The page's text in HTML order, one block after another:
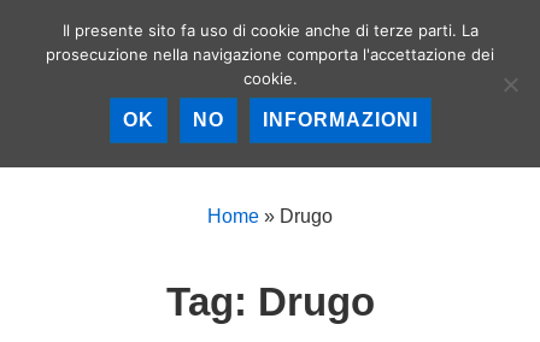
Birrerie artigianali a
Roma – La birra
artigianale nella
Home » Drugo
Tag: Drugo
Il presente sito fa uso di cookie anche di terze parti. La
prosecuzione nella navigazione comporta l'accettazione dei
cookie.
OK NO INFORMAZIONI